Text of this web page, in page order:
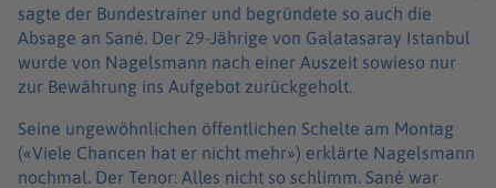
sagte der Bundestrainer und begründete so auch die
Absage an Sané. Der 29-Jährige von Galatasaray Istanbul
wurde von Nagelsmann nach einer Auszeit sowieso nur
zur Bewährung ins Aufgebot zurückgeholt.
Seine ungewöhnlichen öffentlichen Schelte am Montag
(«Viele Chancen hat er nicht mehr») erklärte Nagelsmann
nochmal. Der Tenor: Alles nicht so schlimm. Sané war